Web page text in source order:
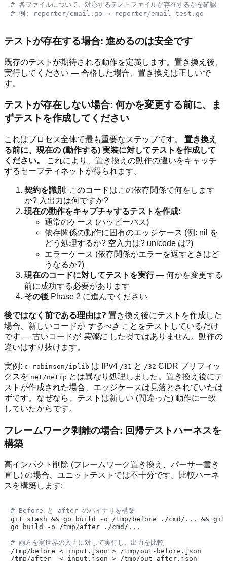
# 各ファイルについて、対応するテストファイルが存在するかを確認
# 例: reporter/email.go → reporter/email_test.go
テストが存在する場合: 進めるのは安全です
既存のテストが期待される動作を定義します。置き換え後、
実行してください — 合格した場合、置き換えは正しいで
す。
テストが存在しない場合: 何かを変更する前に、ま
ずテストを作成してください
これはプロセス全体で最も重要なステップです。 置き換え
る前に、現在の (動作する) 実装に対してテストを作成して
ください。
これにより、置き換えの動作の違いをキャッチ
するセーフティネットが得られます。
契約を識別 : このコードはこの依存関係で何をします
か? 入出力は何ですか?
現在の動作をキャプチャするテストを作成:
通常のケース (ハッピーパス)
依存関係の動作に固有のエッジケース (例: nil を
どう処理するか? 空入力は? unicode は?)
エラーケース (依存関係がエラーを返すときはど
うなるか?)
現在のコードに対してテストを実行— 何かを変更する
前に成功する必要があります
その後 Phase 2 に進んでください
後ではなく前である理由は? 置き換え後にテストを作成した
場合、新しいコードが するべき ことをテストしているだけ
です — 古いコードが 実際に した것ではありません。動作の
違いはすり抜けます。
実例: c-robinson/iplib は IPv4 /31 と /32 CIDR プリフィッ
クスを net/netip とは異なり処理しました。置き換え後にテ
ストが作成された場合、エッジケースは見落とされていたは
ずです。なぜなら、テストは新しい (間違った) 動作に一致
していたからです。
フレームワーク剥離の場合: 回帰テストハーネスを
構築
高インパクト削除 (フレームワーク置き換え、パーサー書き
直し) の場合、ユニットテストでは不十分です。比較ハーネ
スを構築します:
# Before と after のバイナリを構築
git stash && go build -o /tmp/before ./cmd/... && git
go build -o /tmp/after ./cmd/...
# 両方を実世界の入力に対して実行し、出力を比較
/tmp/before < input.json > /tmp/out-before.json
/tmp/after  < input.json > /tmp/out-after.json